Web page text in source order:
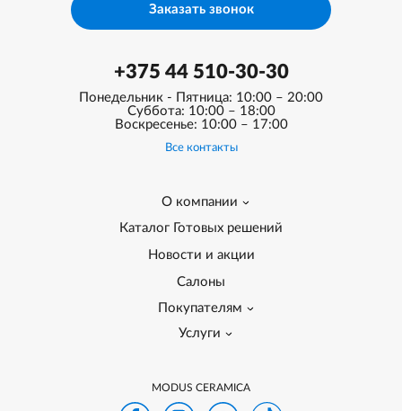
+375 44 510-30-30
Понедельник - Пятница: 10:00 – 20:00
Суббота: 10:00 – 18:00
Воскресенье: 10:00 – 17:00
Все контакты
О компании
Каталог Готовых решений
Новости и акции
Салоны
Покупателям
Услуги
Заказать звонок
MODUS CERAMICA